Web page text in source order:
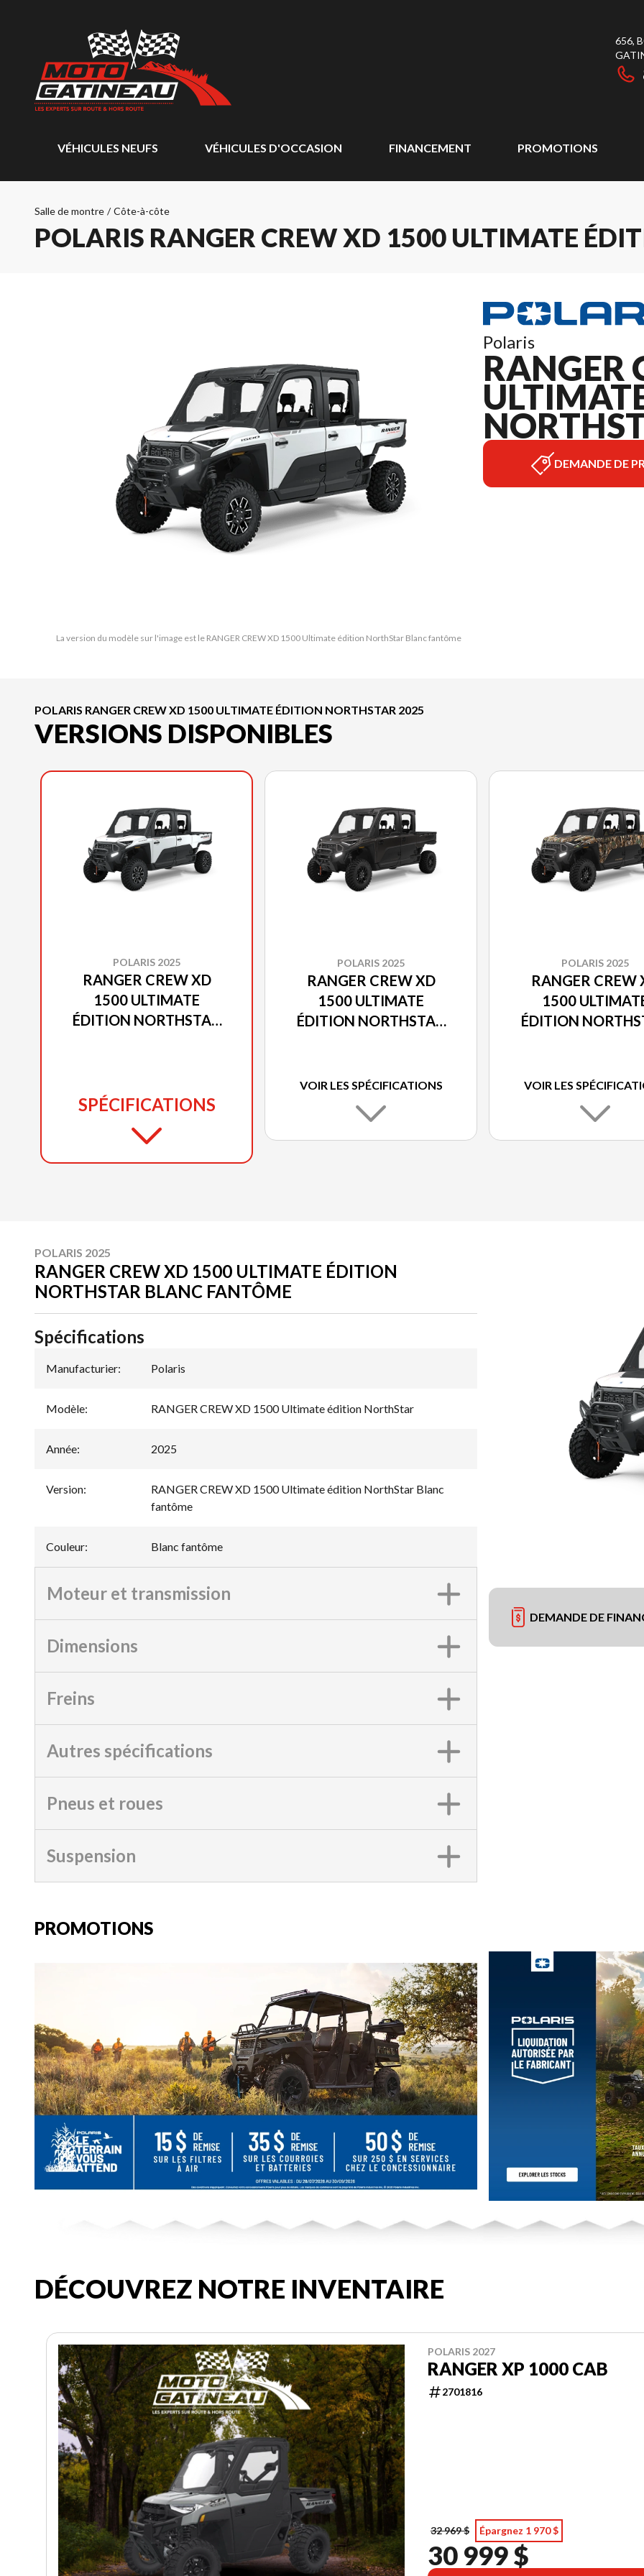
656,
VÉHICULES NEUFS VÉHICULES D'OCCASION FINANCEMENT PROMOTIONS
Salle de montre / Côte-à-côte
POLARIS RANGER CREW XD 1500 ULTIMATE
La version du modèle sur l'image est le RANGER CREW XD 1500 Ultimate édition NorthStar Blanc fantôme
Polaris
RANGER
DEMANDE DE
POLARIS RANGER CREW XD 1500 ULTIMATE ÉDITION NORTHSTAR 2025
VERSIONS DISPONIBLES
POLARIS 2025
RANGER CREW XD
1500 ULTIMATE
ÉDITION NORTHSTAR
SPÉCIFICATIONS
POLARIS 2025
RANGER CREW XD
1500 ULTIMATE
ÉDITION NORTHSTAR
VOIR LES SPÉCIFICATIONS
POLARIS 2025
RANGER CREW
1500
ÉDITION
VOIR LES
POLARIS 2025
RANGER CREW XD 1500 ULTIMATE ÉDITION
NORTHSTAR BLANC FANTÔME
DEMANDE DE
Spécifications
Manufacturier: Polaris
Modèle: RANGER CREW XD 1500 Ultimate édition NorthStar
Année: 2025
Version:
RANGER CREW XD 1500 Ultimate édition NorthStar Blanc
fantôme
Couleur: Blanc fantôme
Moteur et transmission
Dimensions
Freins
Autres spécifications
Pneus et roues
Suspension
PROMOTIONS
DÉCOUVREZ NOTRE INVENTAIRE
POLARIS 2027
RANGER XP 1000 CAB
2701816
32 969 $ Épargnez 1 970 $
30 999 $